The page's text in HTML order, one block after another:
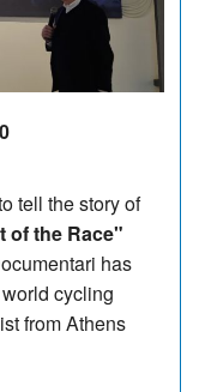
tell the story of
of the Race"
has
cycling
from Athens